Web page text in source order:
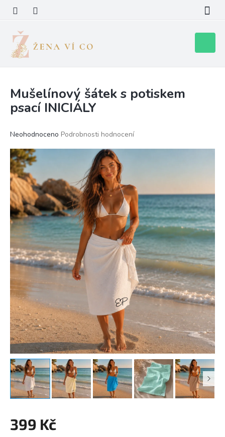
obsah
košík
Mušelínový šátek s potiskem
psací INICIÁLY
Průměrné
produktu
je
0,0
z
5
hvězdiček.
Neohodnoceno Podrobnosti hodnocení
399 Kč